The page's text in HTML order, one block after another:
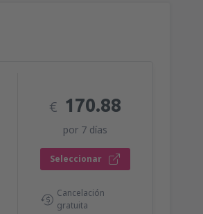
€ 170.88
por 7 días
Seleccionar
Cancelación
gratuita